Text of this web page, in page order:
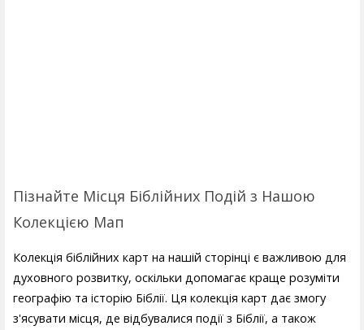
Пізнайте Місця Біблійних Подій з Нашою
Колекцією Мап
Колекція біблійних карт на нашій сторінці є важливою для
духовного розвитку, оскільки допомагає краще розуміти
географію та історію Біблії. Ця колекція карт дає змогу
з'ясувати місця, де відбувалися події з Біблії, а також